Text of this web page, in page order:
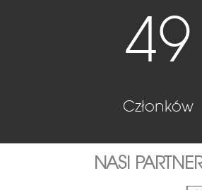
49
Członków
NASI